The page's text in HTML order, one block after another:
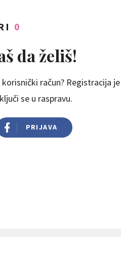
0
da želiš!
račun? Registracija
se u raspravu.
PRIJAVA